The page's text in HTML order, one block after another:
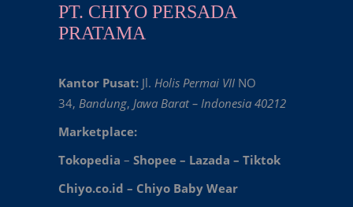
PT. CHIYO PERSADA
PRATAMA
Kantor Pusat: Jl. Holis Permai VII NO
34, Bandung, Jawa Barat – Indonesia 40212
Marketplace:
Tokopedia – Shopee – Lazada – Tiktok
Chiyo.co.id – Chiyo Baby Wear